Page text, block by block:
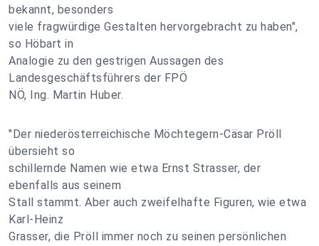
bekannt, besonders
viele fragwürdige Gestalten hervorgebracht zu haben",
so Höbart in
Analogie zu den gestrigen Aussagen des
Landesgeschäftsführers der FPÖ
NÖ, Ing. Martin Huber.
"Der niederösterreichische Möchtegern-Cäsar Pröll
übersieht so
schillernde Namen wie etwa Ernst Strasser, der
ebenfalls aus seinem
Stall stammt. Aber auch zweifelhafte Figuren, wie etwa
Karl-Heinz
Grasser, die Pröll immer noch zu seinen persönlichen